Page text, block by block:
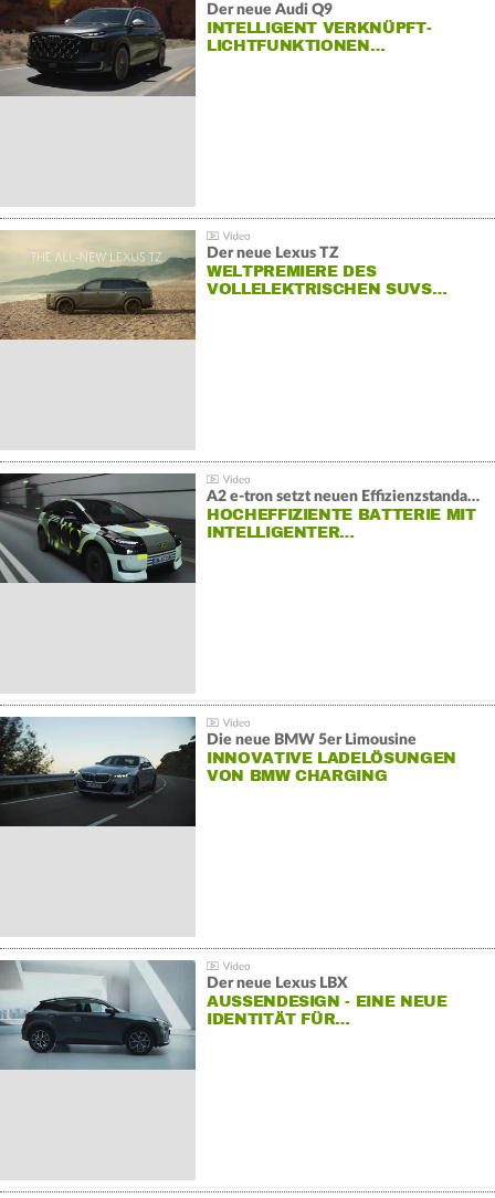
Der neue Audi Q9
INTELLIGENT VERKNÜPFT-
LICHTFUNKTIONEN…
Der neue Lexus TZ
WELTPREMIERE DES
VOLLELEKTRISCHEN SUVS…
A2 e-tron setzt neuen Effizienzstandard bei Audi
HOCHEFFIZIENTE BATTERIE MIT
INTELLIGENTER…
Die neue BMW 5er Limousine
INNOVATIVE LADELÖSUNGEN
VON BMW CHARGING
Der neue Lexus LBX
AUSSENDESIGN - EINE NEUE I
DENTITÄT FÜR…